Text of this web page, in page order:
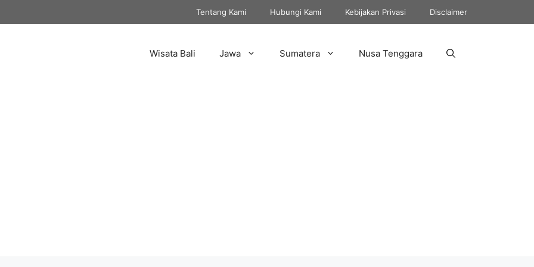
Tentang Kami Hubungi Kami Kebijakan Privasi Disclaimer
Wisata Bali Jawa Sumatera Nusa Tenggara